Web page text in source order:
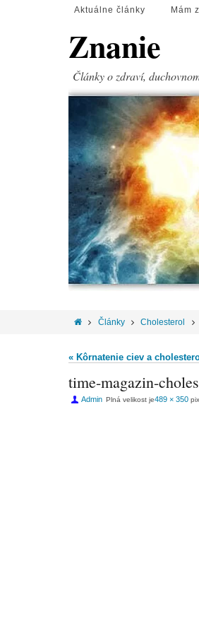
Aktuálne články Mám
Znanie
Články o zdraví,
Články Cholesterol
« Kôrnatenie ciev a
time-magazin-
Admin Plná velikost je489 × 350